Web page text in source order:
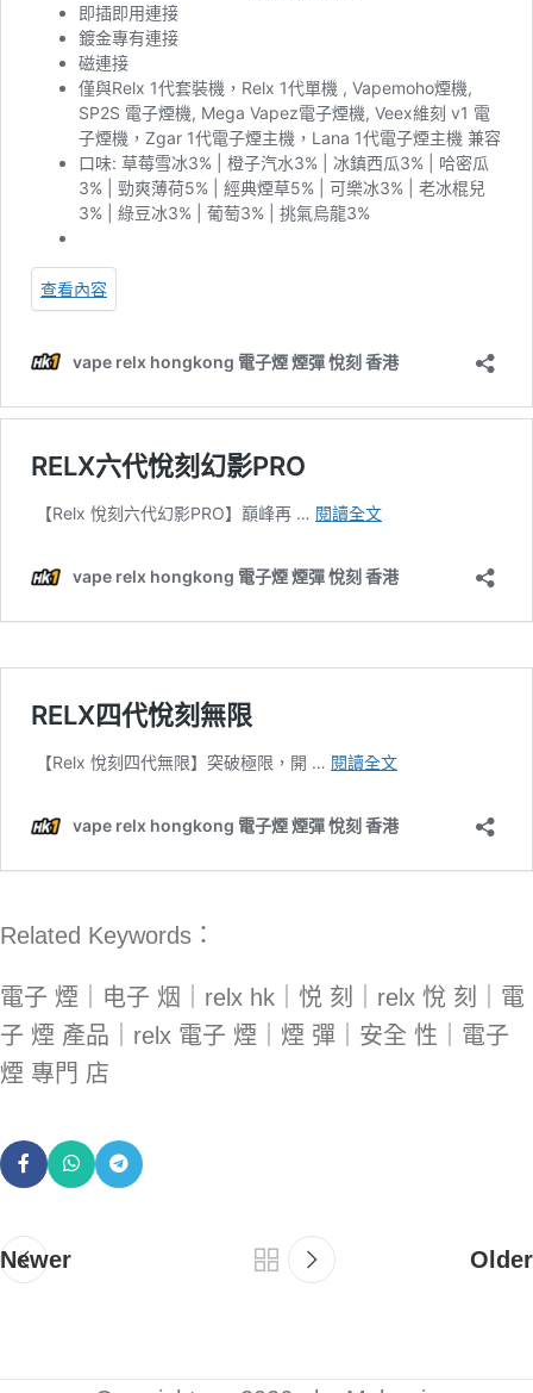
Related Keywords：
電子 煙｜电子 烟｜relx hk｜悦 刻｜relx 悅 刻｜電
子 煙 產品｜relx 電子 煙｜煙 彈｜安全 性｜電子
煙 專門 店
Newer Older